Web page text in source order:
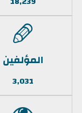
المؤلفين
3,031